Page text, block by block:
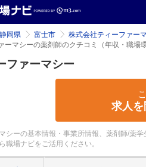
静岡県 富士市
株式会社ティーファー
ーマシーの薬剤師のクチコミ（年収・職場
ファーマシー
求人
シーの基本情報・事業所情報、薬剤師/薬
職場ナビをご活用ください。